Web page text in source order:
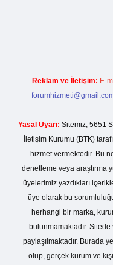
Reklam ve İletişim: E-
Yasal Uyarı: Sitemiz, 5651
İletişim Kurumu (BTK)
hizmet vermektedir. Bu
denetleme veya araştırma
üyelerimiz yazdıkları
üye olarak bu
herhangi bir marka,
bulunmamaktadır. Sitede
paylaşılmaktadır. Burada
olup, gerçek kurum ve